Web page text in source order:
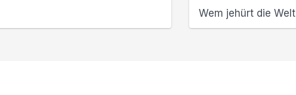
Wem jehürt die Welt